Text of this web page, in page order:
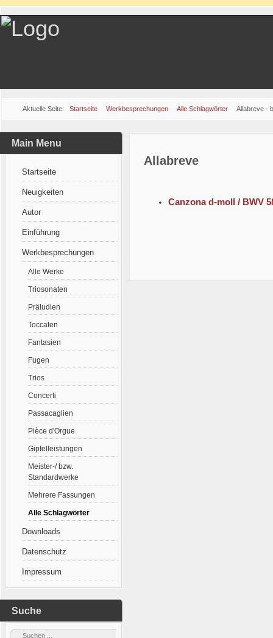
Aktuelle Seite: Startseite Werkbesprechungen Alle Schlagwörter Allabreve -
Main Menu
Startseite
Neuigkeiten
Autor
Einführung
Werkbesprechungen
Alle Werke
Triosonaten
Präludien
Toccaten
Fantasien
Fugen
Trios
Concerti
Passacaglien
Pièce d'Orgue
Gipfelleistungen
Meister-/ bzw.
Standardwerke
Mehrere Fassungen
Alle Schlagwörter
Downloads
Datenschutz
Impressum
Suche
Allabreve
Canzona d-moll / BWV